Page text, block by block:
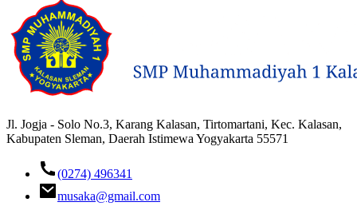
Jl. Jogja - Solo No.3, Karang Kalasan, Tirtomartani, Kec. Kalasan,
Kabupaten Sleman, Daerah Istimewa Yogyakarta 55571
(0274) 496341
musaka@gmail.com